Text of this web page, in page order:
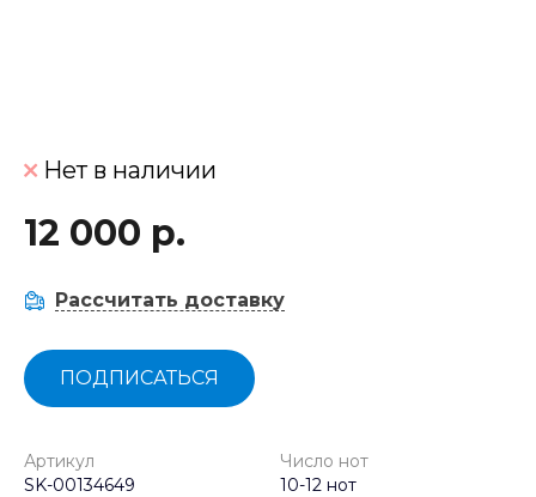
Нет в наличии
12 000 р.
Рассчитать доставку
ПОДПИСАТЬСЯ
Артикул
SK-00134649
Число нот
10-12 нот